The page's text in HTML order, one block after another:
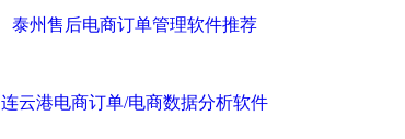
泰州售后电商订单管理软件推荐
连云港电商订单/电商数据分析软件